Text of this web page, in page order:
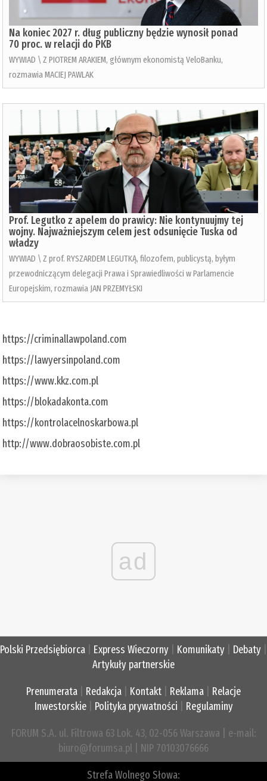
Na koniec 2027 r. dług publiczny będzie wynosił ponad
70 proc. w relacji do PKB
WYWIAD \ Z PIOTREM ARAKIEM, głównym ekonomistą VeloBanku,
rozmawia MACIEJ PAWLAK
Prof. Legutko z apelem do prawicy: Nie kontynuujmy tej
wojny. Najważniejszym celem jest odsunięcie Tuska od
władzy
WYWIAD \ Z prof. RYSZARDEM LEGUTKĄ, filozofem, publicystą, byłym
przewodniczącym delegacji Prawa i Sprawiedliwości w Parlamencie
Europejskim, rozmawia JAN PRZEMYŁSKI
https://criminallawpoland.com
https://lawyersinpoland.com
https://www.kkz.com.pl
https://blokadakonta.com
https://kontrolacelnoskarbowa.pl
http://www.dobraosobiste.com.pl
ad
Polski Przedsiębiorca Express Wieczorny Komunikaty Debaty
Artykuły partnerskie
Prenumerata Redakcja Kontakt Reklama
Relacje
Inwestorskie| Polityka prywatności Regulaminy
FORUM S.A. ul. Filtrowa 63 Lok. 43, 02-056 Warszawa | e-mail:
biuro@forumsa.pl | NIP 70103076666
Strefa Wolnego Słowa: